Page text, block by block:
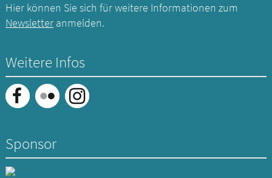
Hier können Sie sich für weitere Informationen zum
Newsletteranmelden.
Weitere Infos
Sponsor